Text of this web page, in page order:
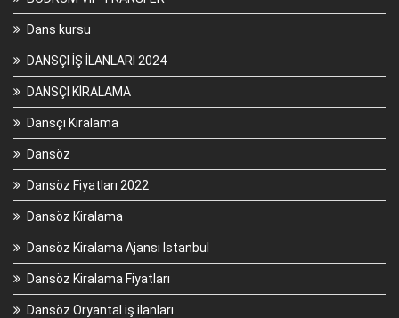
Dans kursu
DANSÇI İŞ İLANLARI 2024
DANSÇI KİRALAMA
Dansçı Kiralama
Dansöz
Dansöz Fiyatları 2022
Dansöz Kiralama
Dansöz Kiralama Ajansı İstanbul
Dansöz Kiralama Fiyatları
Dansöz Oryantal iş ilanları